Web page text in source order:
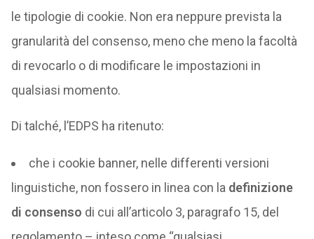
le tipologie di cookie. Non era neppure prevista la
granularità del consenso, meno che meno la facoltà
di revocarlo o di modificare le impostazioni in
qualsiasi momento.
Di talché, l’EDPS ha ritenuto:
che i cookie banner, nelle differenti versioni
linguistiche, non fossero in linea con la definizione
di consenso di cui all’articolo 3, paragrafo 15, del